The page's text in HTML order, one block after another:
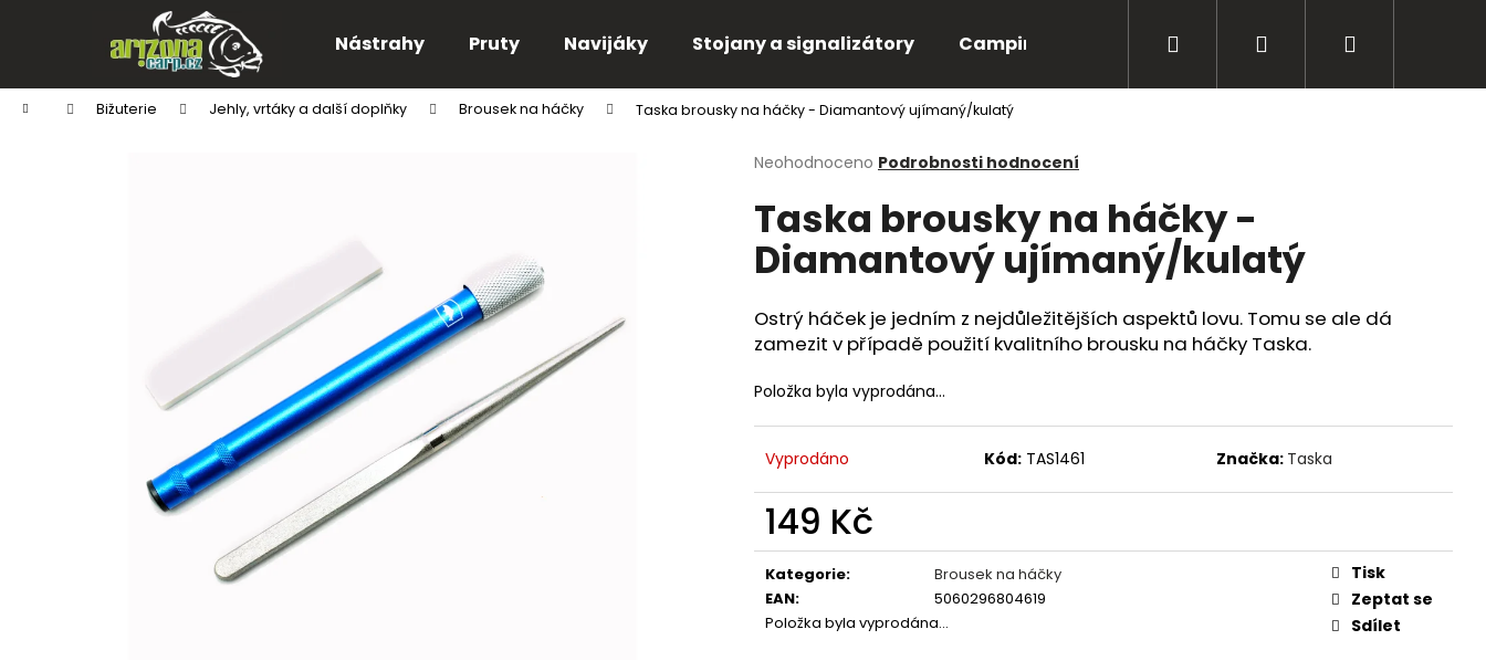
Nástrahy Pruty Navijáky Stojany a signalizátory Camping Bižuterie Péče o úlovky
Přihlášení
Domů Bižuterie Jehly, vrtáky a další doplňky Brousek na háčky Taska brousky na háčky - Diamantový ujímaný/kulatý
Průměrné
produktu
0,0
hvězdiček.
Neohodnoceno Podrobnosti hodnocení
Taska brousky na háčky -
Diamantový ujímaný/kulatý
Ostrý háček je jedním z nejdůležitějších aspektů lovu. Tomu se ale dá
zamezit v případě použití kvalitního brousku na háčky Taska.
Položka byla vyprodána…
Vyprodáno Kód: TAS1461 Značka: Taska
149 Kč
Měrná
cena:
Kategorie:
Brousek na háčky
EAN:
5060296804619
Položka byla vyprodána…
Tisk
Zeptat se
Sdílet
í
Zpět
do
obchodu
Zpět
do
obchodu
Co potřebujete najít?
HLEDAT
Následující
V1 CARP - AMUR
OLOVĚNÉ KRMÍTKO S TRUBIČKOU
ROHLÍKOVÉ BOILIES FLUO 30G
81 Kč